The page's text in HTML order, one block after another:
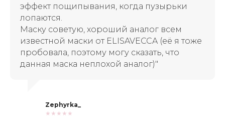
эффект пощипывания, когда пузырьки
лопаются.
Маску советую, хороший аналог всем
известной маски от ELISAVECCA (её я тоже
пробовала, поэтому могу сказать, что
данная маска неплохой аналог)"
Zephyrka_
★★★★★